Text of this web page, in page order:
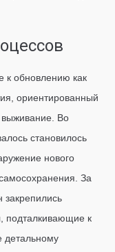
к обновлению как
ориентированный
выживание. Во
становилось
нового
За
закрепились
подталкивающие к
детальному